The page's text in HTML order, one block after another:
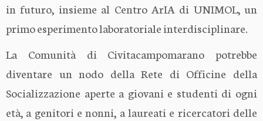
in futuro, insieme al Centro ArIA di UNIMOL, un
primo esperimento laboratoriale interdisciplinare.
La Comunità di Civitacampomarano potrebbe
diventare un nodo della Rete di Officine della
Socializzazione aperte a giovani e studenti di ogni
età, a genitori e nonni, a laureati e ricercatori delle